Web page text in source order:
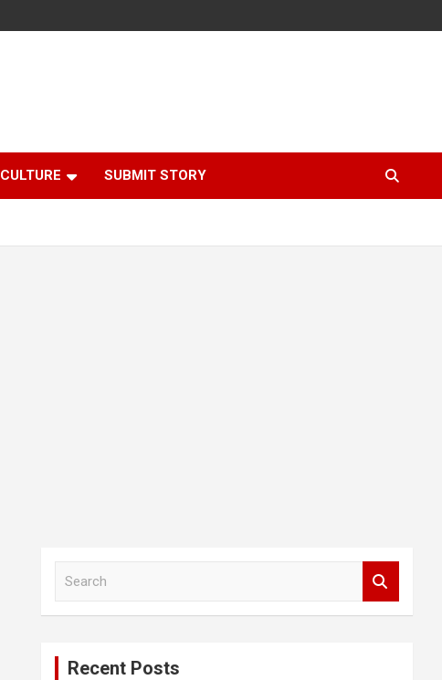
CULTURE SUBMIT STORY
Recent Posts